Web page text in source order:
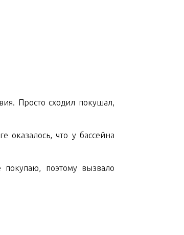
Просто сходил покушал,
оказалось, что у бассейна
поэтому вызвало